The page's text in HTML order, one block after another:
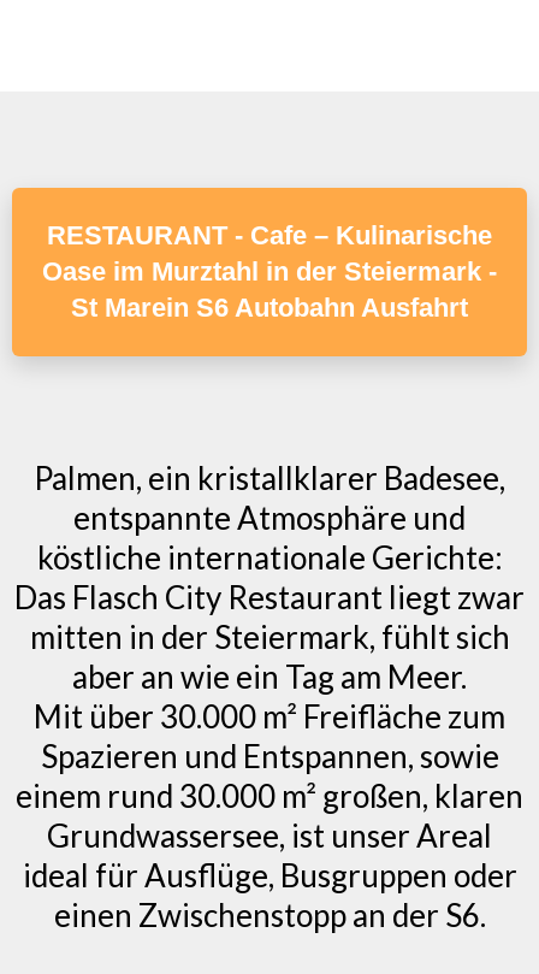
RESTAURANT - Cafe – Kulinarische
Oase im Murztahl in der Steiermark -
St Marein S6 Autobahn Ausfahrt
Palmen, ein kristallklarer Badesee,
entspannte Atmosphäre und
köstliche internationale Gerichte:
Das Flasch City Restaurant liegt zwar
mitten in der Steiermark, fühlt sich
aber an wie ein Tag am Meer.
Mit über 30.000 m² Freifläche zum
Spazieren und Entspannen, sowie
einem rund 30.000 m² großen, klaren
Grundwassersee, ist unser Areal
ideal für Ausflüge, Busgruppen oder
einen Zwischenstopp an der S6.